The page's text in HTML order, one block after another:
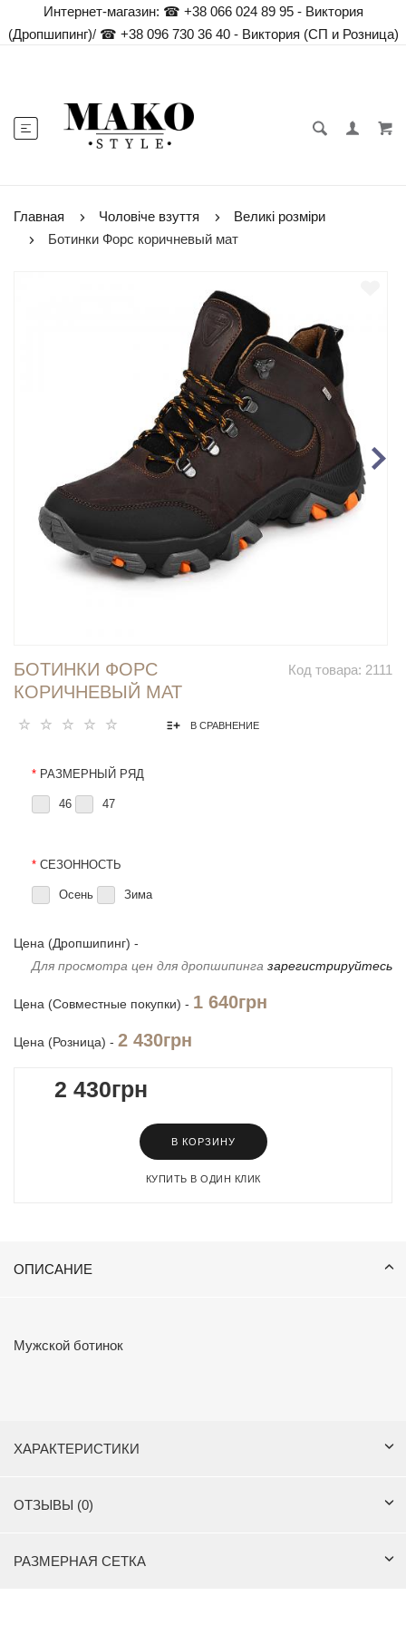
Интернет-магазин: ☎ +38 066 024 89 95 - Виктория
(Дропшипинг)/☎ +38 096 730 36 40 - Виктория (СП и Розница)
Главная Чоловіче взуття
Великі розміри
Ботинки Форс коричневый мат
Код товара: 2111
БОТИНКИ ФОРС
КОРИЧНЕВЫЙ МАТ
В СРАВНЕНИЕ
* РАЗМЕРНЫЙ РЯД
46 47
* СЕЗОННОСТЬ
Осень Зима
Цена (Дропшипинг) -
Для просмотра цен для дропшипинга зарегистрируйтесь
Цена (Совместные покупки) - 1 640грн
Цена (Розница) - 2 430грн
2 430грн
В КОРЗИНУ
КУПИТЬ В ОДИН КЛИК
ОПИСАНИЕ
Мужской ботинок
ХАРАКТЕРИСТИКИ
ОТЗЫВЫ (0)
РАЗМЕРНАЯ СЕТКА